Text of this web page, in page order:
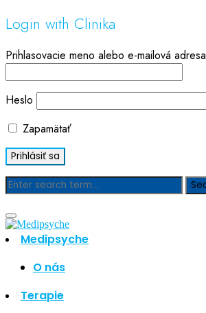
Login with Clinika
Prihlasovacie meno alebo e-mailová adresa
Heslo
Zapamätať
Medipsyche
O nás
Terapie
Blog
Hľadať
Najnovšie články